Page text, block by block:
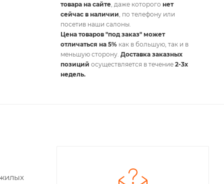
товара на сайте, даже которого нет
сейчас в наличии, по телефону или
посетив наши салоны.
Цена товаров "под заказ" может
отличаться на 5%как в большую, так и в
меньшую сторону. Доставка заказных
позиций осуществляется в течение 2-3х
недель.